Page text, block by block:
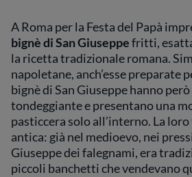
A Roma per la Festa del Papà
bignè di San Giuseppefritti,
la ricetta tradizionale romana.
napoletane, anch’esse preparate
bignè di San Giuseppe hanno
tondeggiante e presentano una
pasticcera solo all’interno. La
antica: già nel medioevo, nei
Giuseppe dei falegnami, era
piccoli banchetti che vendevano